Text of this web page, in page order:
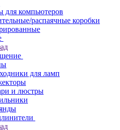
для компьютеров
распаячные коробки
для ламп
и люстры